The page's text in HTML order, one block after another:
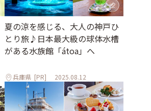
夏の涼を感じる、大人の神戸ひ
とり旅♪日本最大級の球体水槽
がある水族館「átoa」へ
兵庫県[PR] 2025.08.12